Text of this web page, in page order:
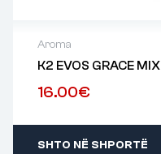
Aroma
K2 EVOS GRACE MIX
16.00€
SHTO NË SHPORTË